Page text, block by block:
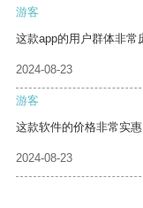
游客
这款app的用户群体非常
2024-08-23
游客
这款软件的价格非常实惠
2024-08-23